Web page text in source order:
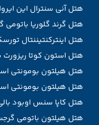
هتل آنی سنترال این
هتل گرند گلوریا باتومی
هتل اینترکنتیننتال
هتل استون کوتا ریزورت
هتل هیلتون بومونتی
هتل هیلتون بومونتی
هتل کاپا سنس اوبود
هتل هیلتون باتومی